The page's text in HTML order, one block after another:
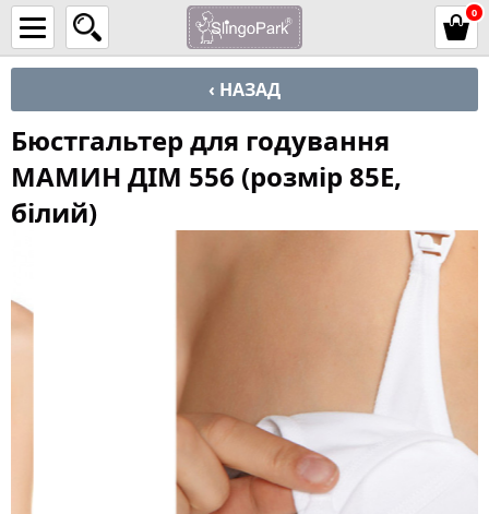
0
‹ НАЗАД
Бюстгальтер для годування
МАМИН ДІМ 556 (розмір 85E,
білий)